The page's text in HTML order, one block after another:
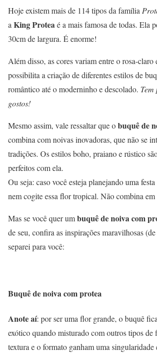
Hoje existem mais de 114 tipos da família
a King Proteaé a mais famosa de todas. Ela
30cm de largura. É enorme!
Além disso, as cores variam entre o rosa-claro
possibilita a criação de diferentes estilos de
romântico até o moderninho e descolado. Tem
gostos!
Mesmo assim, vale ressaltar que obuquê de
combina com noivas inovadoras, que não se
tradições. Os estilos boho, praiano e rústico
perfeitos com ela.
Ou seja: caso você esteja planejando uma
nem cogite essa flor tropical. Não combina em
Mas se você quer umbuquê de noiva com
de seu, confira as inspirações maravilhosas
separei para você:
Buquê de noiva com protea
Anote aí: por ser uma flor grande, o buquê
exótico quando misturado com outros tipos de
textura e o formato ganham uma singularidade